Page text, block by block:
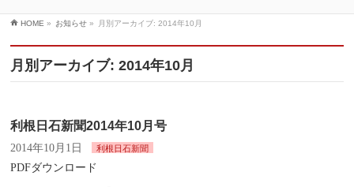
HOME » お知らせ » 月別アーカイブ: 2014年10月
月別アーカイブ: 2014年10月
利根日石新聞2014年10月号
2014年10月1日 利根日石新聞
PDFダウンロード